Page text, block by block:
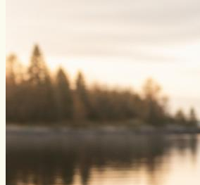
Снаряжение
Эхолоты
Лодки и моторы
Узлы
Рецепты
Разное